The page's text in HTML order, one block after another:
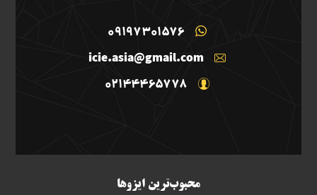
09197301576
icie.asia@gmail.com
02144465778
محبوب‌ترین ایزوها